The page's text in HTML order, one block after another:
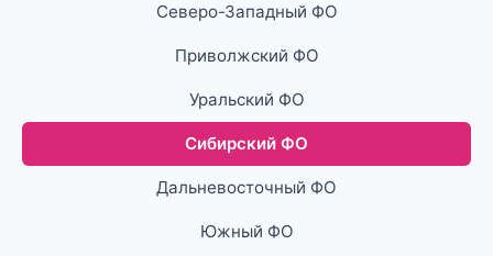
Северо-Западный ФО
Приволжский ФО
Уральский ФО
Сибирский ФО
Дальневосточный ФО
Южный ФО